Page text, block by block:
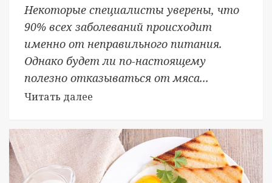
Некоторые специалисты уверены, что
90% всех заболеваний происходит
именно от неправильного питания.
Однако будет ли по-настоящему
полезно отказываться от мяса...
Читать далее